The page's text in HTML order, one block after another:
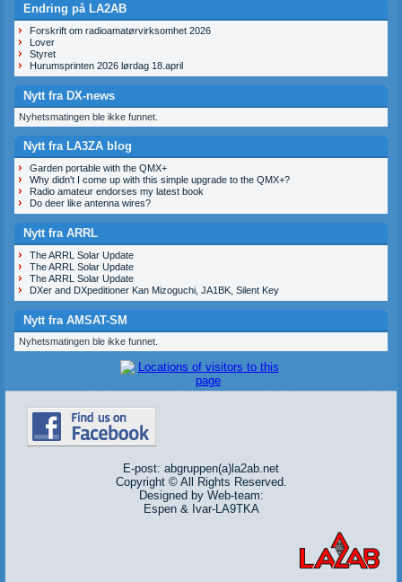
Endring på LA2AB
Forskrift om radioamatørvirksomhet 2026
Lover
Styret
Hurumsprinten 2026 lørdag 18.april
Nytt fra DX-news
Nyhetsmatingen ble ikke funnet.
Nytt fra LA3ZA blog
Garden portable with the QMX+
Why didn't I come up with this simple upgrade to the QMX+?
Radio amateur endorses my latest book
Do deer like antenna wires?
Nytt fra ARRL
The ARRL Solar Update
The ARRL Solar Update
The ARRL Solar Update
DXer and DXpeditioner Kan Mizoguchi, JA1BK, Silent Key
Nytt fra AMSAT-SM
Nyhetsmatingen ble ikke funnet.
E-post: abgruppen(a)la2ab.net
Copyright © All Rights Reserved.
Designed by Web-team:
Espen & Ivar-LA9TKA